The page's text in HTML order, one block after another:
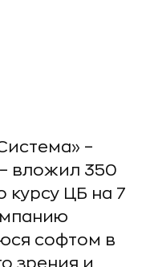
–
– вложил 350
курсу ЦБ на 7
софтом в
зрения и